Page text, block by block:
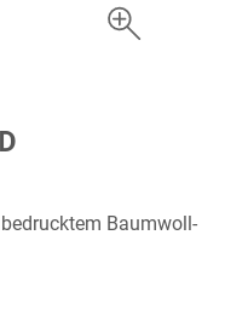
Baumwoll-